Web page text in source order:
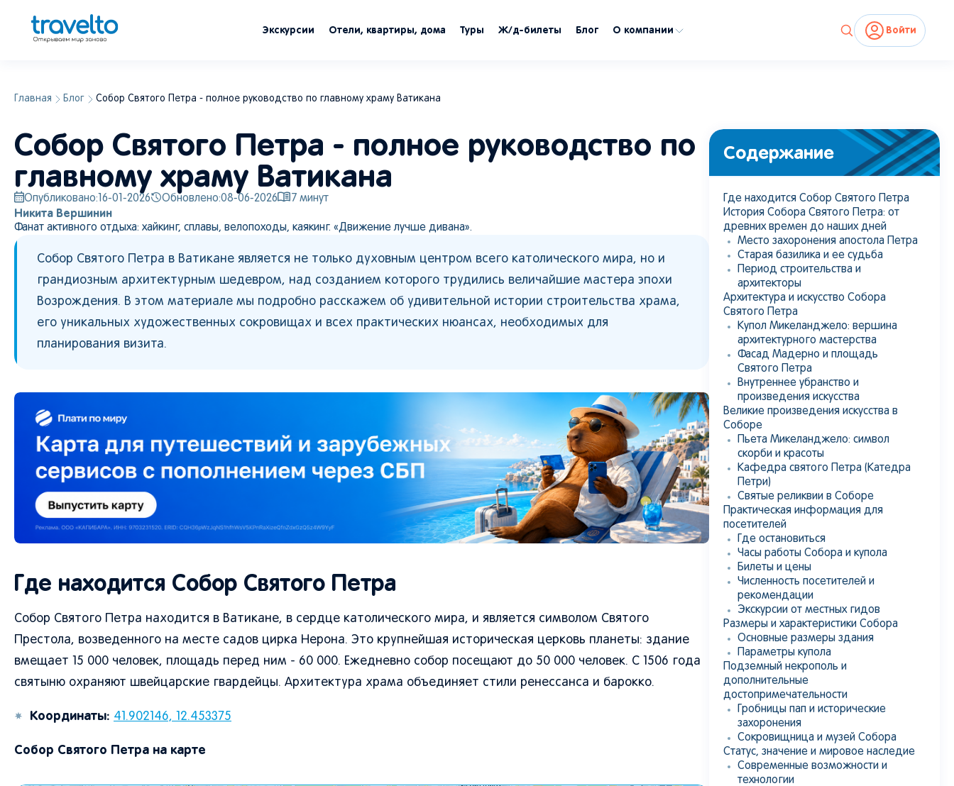
Экскурсии Отели, квартиры, дома Туры Ж/д-билеты Блог О компании Войти
Главная Блог Собор Святого Петра - полное руководство по главному храму Ватикана
Собор Святого Петра - полное руководство по
главному храму Ватикана
Опубликовано: 16-01-2026 Обновлено:08-06-2026 7 минут
Никита Вершинин
Фанат активного отдыха: хайкинг, сплавы, велопоходы, каякинг. «Движение лучше дивана».
Собор Святого Петра в Ватикане является не только духовным центром всего католического мира, но и
грандиозным архитектурным шедевром, над созданием которого трудились величайшие мастера эпохи
Возрождения. В этом материале мы подробно расскажем об удивительной истории строительства храма,
его уникальных художественных сокровищах и всех практических нюансах, необходимых для
планирования визита.
Где находится Собор Святого Петра
Собор Святого Петра находится в Ватикане, в сердце католического мира, и является символом Святого
Престола, возведенного на месте садов цирка Нерона. Это крупнейшая историческая церковь планеты: здание
вмещает 15 000 человек, площадь перед ним - 60 000. Ежедневно собор посещают до 50 000 человек. С 1506 года
святыню охраняют швейцарские гвардейцы. Архитектура храма объединяет стили ренессанса и барокко.
Координаты: 41.902146, 12.453375
Собор Святого Петра на карте
Содержание
Где находится Собор Святого Петра
История Собора Святого Петра: от
древних времен до наших дней
Место захоронения апостола Петра
Старая базилика и ее судьба
Период строительства и
архитекторы
Архитектура и искусство Собора
Святого Петра
Купол Микеланджело: вершина
архитектурного мастерства
Фасад Мадерно и площадь
Святого Петра
Внутреннее убранство и
произведения искусства
Великие произведения искусства в
Соборе
Пьета Микеланджело: символ
скорби и красоты
Кафедра святого Петра (Катедра
Петри)
Святые реликвии в Соборе
Практическая информация для
посетителей
Где остановиться
Часы работы Собора и купола
Билеты и цены
Численность посетителей и
рекомендации
Экскурсии от местных гидов
Размеры и характеристики Собора
Основные размеры здания
Параметры купола
Подземный некрополь и
дополнительные
достопримечательности
Гробницы пап и исторические
захоронения
Сокровищница и музей Собора
Статус, значение и мировое наследие
Современные возможности и
технологии